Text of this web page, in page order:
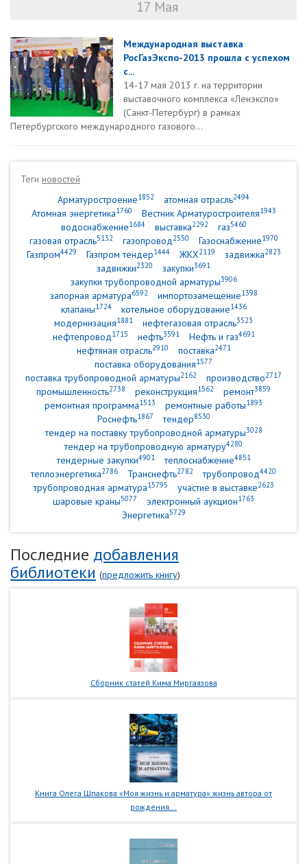
17 Мая
Международная выставка
РосГазЭкспо-2013 прошла с успехом
с...
14-17 мая 2013 г. на территории
выставочного комплекса «Ленэкспо»
(Санкт-Петербург) в рамках
Петербургского международного газового...
Теги новостей
Арматуростроение1852 атомная отрасль2494
Атомная энергетика1760 Вестник Арматуростроителя1943
водоснабжение1684 выставка2292 газ5460
газовая отрасль5132 газопровод2550 Газоснабжение1970
Газпром4429 Газпром тендер1444 ЖКХ2119 задвижка2823
задвижки2320 закупки3691
закупки трубопроводной арматуры3906
запорная арматура6592 импортозамещение1398
клапаны1724 котельное оборудование1436
модернизация1881 нефтегазовая отрасль3523
нефтепровод1715 нефть3591 Нефть и газ4691
нефтяная отрасль2910 поставка2471
поставка оборудования1577
поставка трубопроводной арматуры2162 производство2717
промышленность2738 реконструкция1562 ремонт3859
ремонтная программа1513 ремонтные работы1893
Роснефть1867 тендер8530
тендер на поставку трубопроводной арматуры3028
тендер на трубопроводную арматуру4280
тендерные закупки4901 теплоснабжение4851
теплоэнергетика2786 Транснефть2782 трубопровод4420
трубопроводная арматура15795 участие в выставке2623
шаровые краны5077 электронный аукцион1763
Энергетика5729
Последние добавления
библиотеки (предложить книгу)
Сборник статей Кима Миргаязова
Книга Олега Шпакова «Моя жизнь и арматура» жизнь автора от
рождения...